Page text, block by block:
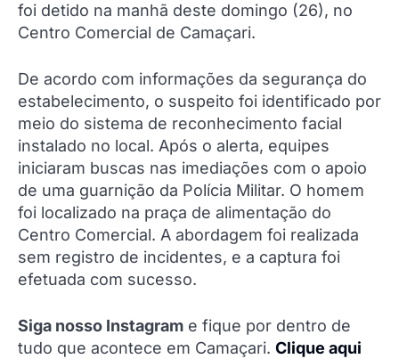
foi detido na manhã deste domingo (26), no
Centro Comercial de Camaçari.
De acordo com informações da segurança do
estabelecimento, o suspeito foi identificado por
meio do sistema de reconhecimento facial
instalado no local. Após o alerta, equipes
iniciaram buscas nas imediações com o apoio
de uma guarnição da Polícia Militar. O homem
foi localizado na praça de alimentação do
Centro Comercial. A abordagem foi realizada
sem registro de incidentes, e a captura foi
efetuada com sucesso.
Siga nosso Instagram e fique por dentro de
tudo que acontece em Camaçari. Clique aqui